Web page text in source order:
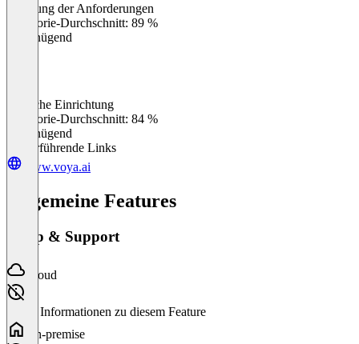
Erfüllung der Anforderungen
Kategorie-Durchschnitt: 89 %
Ungenügend
Einfache Einrichtung
Kategorie-Durchschnitt: 84 %
Ungenügend
Weiterführende Links
www.voya.ai
Allgemeine Features
Setup & Support
Cloud
Keine Informationen zu diesem Feature
On-premise